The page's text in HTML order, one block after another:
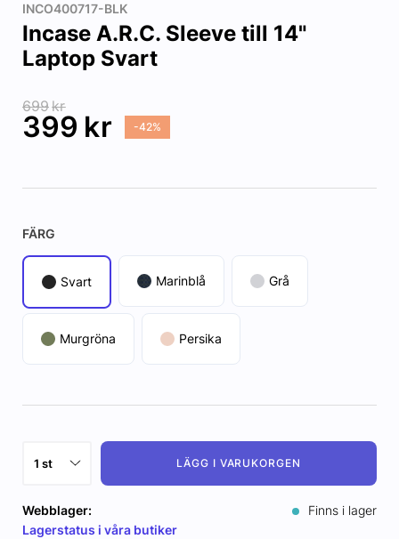
INCO400717-BLK
Incase A.R.C. Sleeve till 14"
Laptop Svart
699kr
399 kr -42%
FÄRG
Svart Marinblå Grå
Murgröna Persika
LÄGG I VARUKORGEN
Webblager:
Finns i lager
Lagerstatus i våra butiker